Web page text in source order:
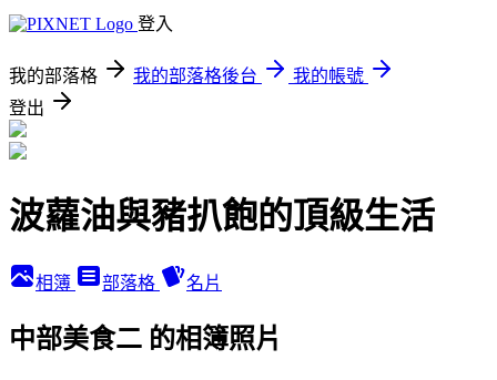
登入
我的部落格 我的部落格後台
我的帳號
登出
波蘿油與豬扒飽的頂級生活
相簿 部落格 名片
中部美食二 的相簿照片